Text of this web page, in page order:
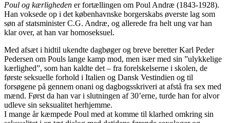
Poul og kærligheden er fortællingen om Poul Andræ (1843-1928).
Han voksede op i det københavnske borgerskabs øverste lag som
søn af statsminister C.G. Andræ, og allerede fra helt ung var han
klar over, at han var homoseksuel.
Med afsæt i hidtil ukendte dagbøger og breve beretter Karl Peder
Pedersen om Pouls lange kamp mod, men især med sin ”ulykkelige
kærlighed”, som han kaldte det – fra forelskelserne i skolen, de
første seksuelle forhold i Italien og Dansk Vestindien og til
forsøgene på gennem onani og dagbogsskriveri at afstå fra sex med
mænd. Først da han var i slutningen af 30’erne, turde han for alvor
udleve sin seksualitet herhjemme.
I mange år kæmpede Poul med at komme til klarhed omkring sin